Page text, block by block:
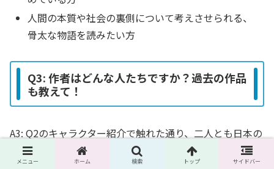
人間の本質や社会の裏側について考えさせられる、
骨太な物語を読みたい方
Q3: 作者はどんな人たちですか？過去の作品
も教えて！
A3: Q2のキャラクター紹介で触れた通り、二人とも日本の
アンダーグラウンド・ジャーナリズム界を牽引するトップ
メニュー ホーム 検索 トップ サイドバー